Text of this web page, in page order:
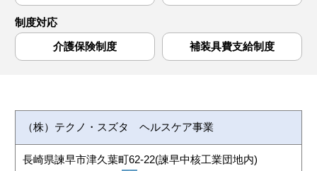
制度対応
介護保険制度
補装具費支給制度
（株）テクノ・スズタ ヘルスケア事業
長崎県諫早市津久葉町62-22(諫早中核工業団地内)